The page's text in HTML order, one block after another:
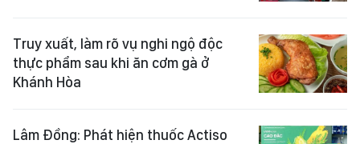
Truy xuất, làm rõ vụ nghi ngộ độc
thực phẩm sau khi ăn cơm gà ở
Khánh Hòa
Lâm Đồng: Phát hiện thuốc Actiso